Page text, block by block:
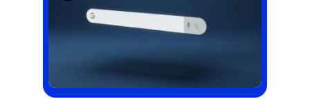
Una web bonita que no convierte no
cumple su función.